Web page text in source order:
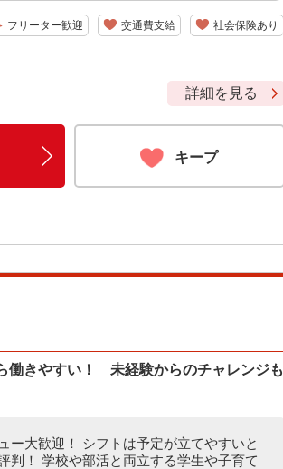
フリーター歓迎 交通費支給 社会保険あり
詳細を見る
キープ
働きやすい！ 未経験からのチャレンジも
ー大歓迎！ シフトは予定が立てやすいと
判！ 学校や部活と両立する学生や子育て